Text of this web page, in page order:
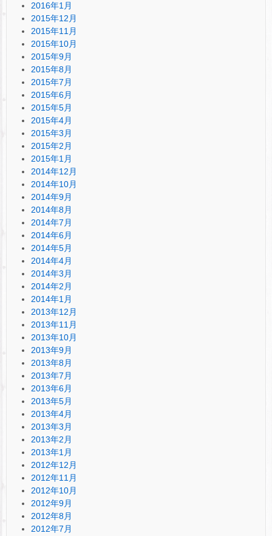
2016年1月
2015年12月
2015年11月
2015年10月
2015年9月
2015年8月
2015年7月
2015年6月
2015年5月
2015年4月
2015年3月
2015年2月
2015年1月
2014年12月
2014年10月
2014年9月
2014年8月
2014年7月
2014年6月
2014年5月
2014年4月
2014年3月
2014年2月
2014年1月
2013年12月
2013年11月
2013年10月
2013年9月
2013年8月
2013年7月
2013年6月
2013年5月
2013年4月
2013年3月
2013年2月
2013年1月
2012年12月
2012年11月
2012年10月
2012年9月
2012年8月
2012年7月